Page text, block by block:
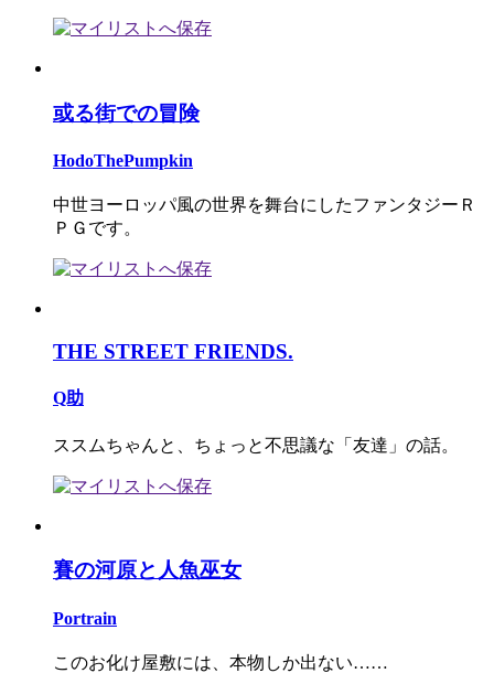
或る街での冒険
HodoThePumpkin
中世ヨーロッパ風の世界を舞台にしたファンタジーＲ
ＰＧです。
THE STREET FRIENDS.
Q助
ススムちゃんと、ちょっと不思議な「友達」の話。
賽の河原と人魚巫女
Portrain
このお化け屋敷には、本物しか出ない……